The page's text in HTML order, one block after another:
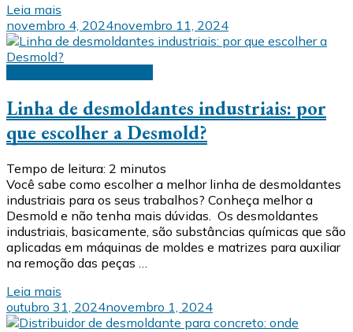
Leia mais
novembro 4, 2024novembro 11, 2024
Linha de desmoldantes industriais: por
que escolher a Desmold?
Tempo de leitura: 2 minutos
Você sabe como escolher a melhor linha de desmoldantes
industriais para os seus trabalhos? Conheça melhor a
Desmold e não tenha mais dúvidas. Os desmoldantes
industriais, basicamente, são substâncias químicas que são
aplicadas em máquinas de moldes e matrizes para auxiliar
na remoção das peças …
Leia mais
outubro 31, 2024novembro 1, 2024